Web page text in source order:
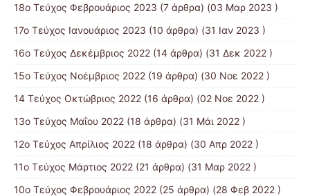
18ο Τεύχος Φεβρουάριος 2023 (7 άρθρα) (03 Μαρ 2023 )
17ο Τεύχος Ιανουάριος 2023 (10 άρθρα) (31 Ιαν 2023 )
16ο Τεύχος Δεκέμβριος 2022 (14 άρθρα) (31 Δεκ 2022 )
15o Τεύχος Νοέμβριος 2022 (19 άρθρα) (30 Νοε 2022 )
14 Tεύχος Οκτώβριος 2022 (16 άρθρα) (02 Νοε 2022 )
13ο Τεύχος Μαΐου 2022 (18 άρθρα) (31 Μάι 2022 )
12ο Τεύχος Απρίλιος 2022 (18 άρθρα) (30 Απρ 2022 )
11o Tεύχος Μάρτιος 2022 (21 άρθρα) (31 Μαρ 2022 )
10o Tεύχος Φεβρουάριος 2022 (25 άρθρα) (28 Φεβ 2022 )